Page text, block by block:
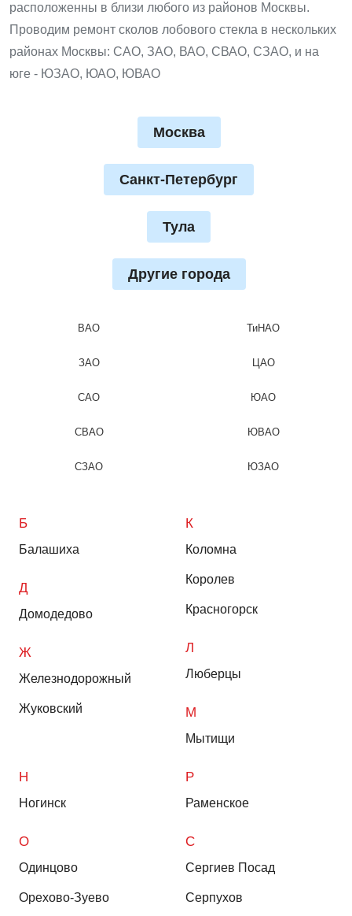
расположенны в близи любого из районов Москвы.
Проводим ремонт сколов лобового стекла в нескольких
районах Москвы: САО, ЗАО, ВАО, СВАО, СЗАО, и на
юге - ЮЗАО, ЮАО, ЮВАО
Москва
Санкт-Петербург
Тула
Другие города
ВАО
ЗАО
САО
СВАО
СЗАО
ТиНАО
ЦАО
ЮАО
ЮВАО
ЮЗАО
Б
Балашиха
Д
Домодедово
Ж
Железнодорожный
Жуковский
К
Коломна
Королев
Красногорск
Л
Люберцы
М
Мытищи
Н
Ногинск
О
Одинцово
Орехово-Зуево
Р
Раменское
С
Сергиев Посад
Серпухов